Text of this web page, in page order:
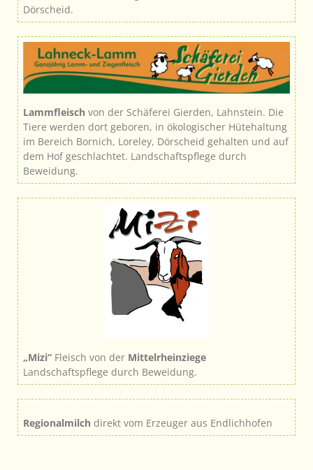
Dörscheid.
Lammfleisch von der Schäferei Gierden, Lahnstein. Die
Tiere werden dort geboren, in ökologischer Hütehaltung
im Bereich Bornich, Loreley, Dörscheid gehalten und auf
dem Hof geschlachtet. Landschaftspflege durch
Beweidung.
„Mizi“ Fleisch von der Mittelrheinziege
Landschaftspflege durch Beweidung.
Regionalmilch direkt vom Erzeuger aus Endlichhofen